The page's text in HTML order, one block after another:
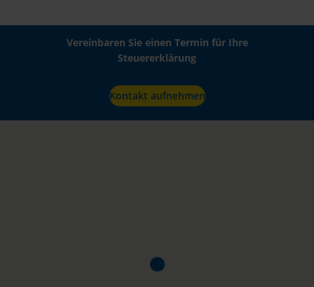
Vereinbaren Sie einen Termin für Ihre
Steuererklärung
Kontakt aufnehmen